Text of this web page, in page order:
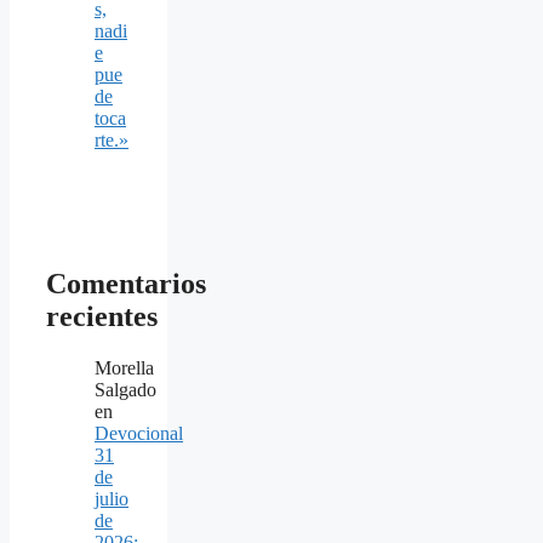
s,
nadi
e
pue
de
toca
rte.»
Comentarios
recientes
Morella
Salgado
en
Devocional
31
de
julio
de